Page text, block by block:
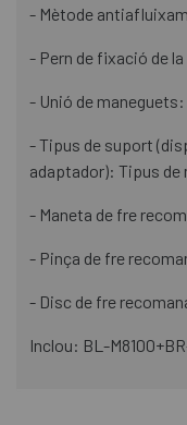
- Mètode
- Pern de fixació de
- Unió de
- Tipus de suport
adaptador): Tipus de
- Maneta de fre
- Pinça de fre
- Disc de fre
Inclou: BL-